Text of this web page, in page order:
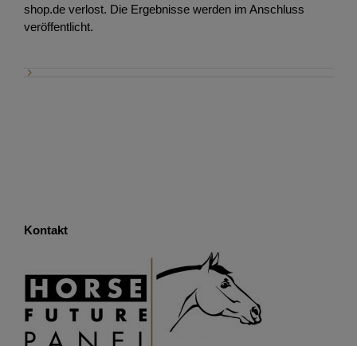
shop.de verlost. Die Ergebnisse werden im Anschluss
veröffentlicht.
Kontakt